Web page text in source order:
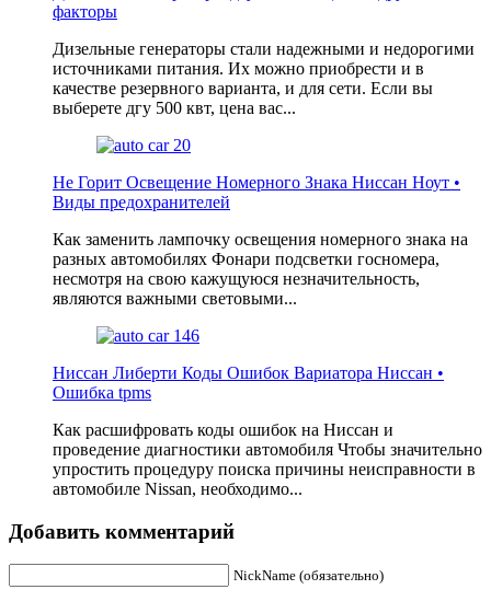
факторы
Дизельные генераторы стали надежными и недорогими
источниками питания. Их можно приобрести и в
качестве резервного варианта, и для сети. Если вы
выберете дгу 500 квт, цена вас...
Не Горит Освещение Номерного Знака Ниссан Ноут •
Виды предохранителей
Как заменить лампочку освещения номерного знака на
разных автомобилях Фонари подсветки госномера,
несмотря на свою кажущуюся незначительность,
являются важными световыми...
Ниссан Либерти Коды Ошибок Вариатора Ниссан •
Ошибка tpms
Как расшифровать коды ошибок на Ниссан и
проведение диагностики автомобиля Чтобы значительно
упростить процедуру поиска причины неисправности в
автомобиле Nissan, необходимо...
Добавить комментарий
NickName (обязательно)